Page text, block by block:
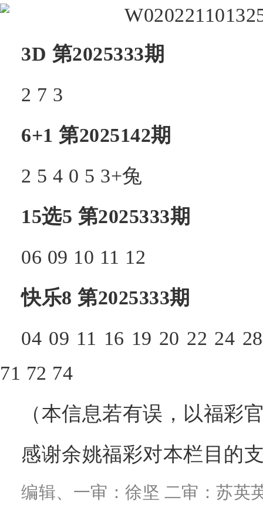
3D 第2025333期
2 7 3
6+1 第2025142期
2 5 4 0 5 3+兔
15选5 第2025333期
06 09 10 11 12
快乐8 第2025333期
04 09 11 16 19 20 22 24
71 72 74
（本信息若有误，以福彩
感谢余姚福彩对本栏目的
编辑、一审：徐坚 二审：苏英